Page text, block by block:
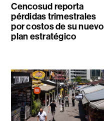
Cencosud reporta
pérdidas trimestrales
por costos de su nuevo
plan estratégico